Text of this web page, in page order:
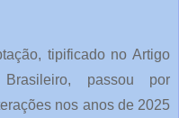
tipificado no Artigo
passou por
nos anos de 2025